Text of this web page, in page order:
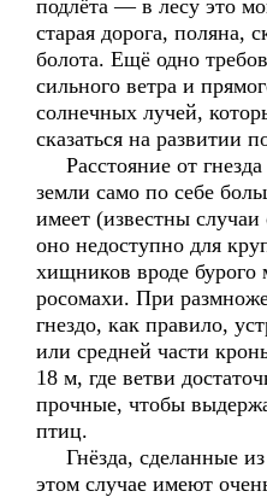
подлёта — в лесу это
старая дорога, поляна,
болота. Ещё одно
сильного ветра и
солнечных лучей,
сказаться на развитии
Расстояние от гнезда
земли само по себе
имеет (известны
оно недоступно для
хищников вроде бурого
росомахи. При
гнездо, как правило,
или средней части
18 м, где ветви
прочные, чтобы
птиц.
Гнёзда, сделанные из
этом случае имеют